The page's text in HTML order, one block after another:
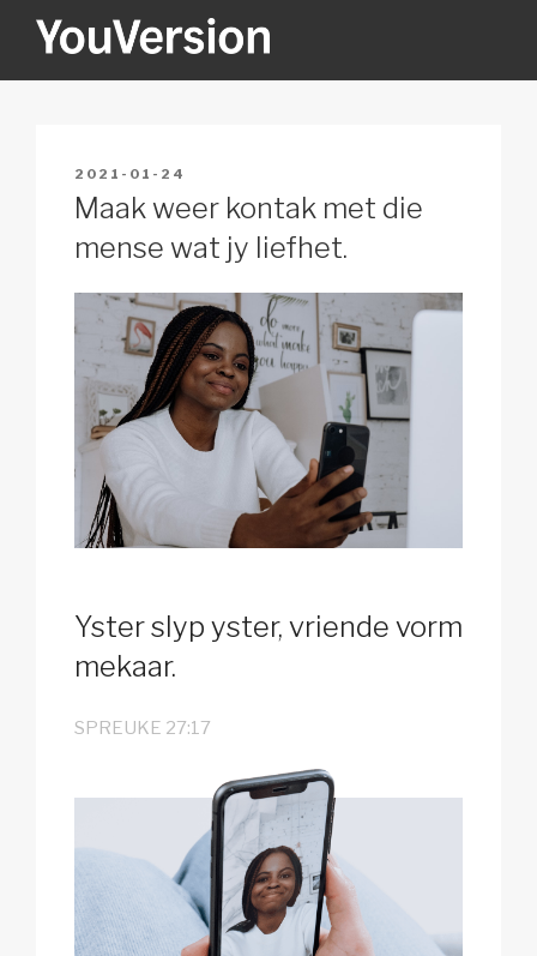
YOUVERSION
POSTED
ON
2021-01-24
Maak weer kontak met die
mense wat jy liefhet.
Yster slyp yster, vriende vorm
mekaar.
SPREUKE 27:17